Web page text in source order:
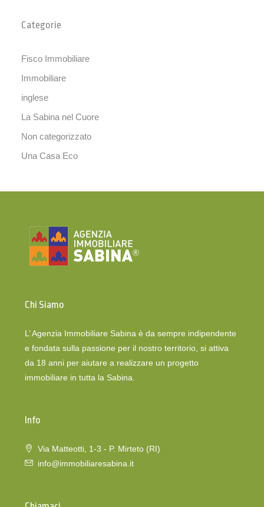
Categorie
Fisco Immobiliare
Immobiliare
inglese
La Sabina nel Cuore
Non categorizzato
Una Casa Eco
Chi Siamo
L’ Agenzia Immobiliare Sabina è da sempre indipendente
e fondata sulla passione per il nostro territorio, si attiva
da 18 anni per aiutare a realizzare un progetto
immobiliare in tutta la Sabina.
Info
Via Matteotti, 1-3 - P. Mirteto (RI)
info@immobiliaresabina.it